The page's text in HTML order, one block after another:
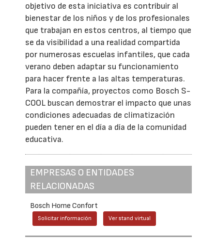
objetivo de esta iniciativa es contribuir al
bienestar de los niños y de los profesionales
que trabajan en estos centros, al tiempo que
se da visibilidad a una realidad compartida
por numerosas escuelas infantiles, que cada
verano deben adaptar su funcionamiento
para hacer frente a las altas temperaturas.
Para la compañía, proyectos como Bosch S-
COOL buscan demostrar el impacto que unas
condiciones adecuadas de climatización
pueden tener en el día a día de la comunidad
educativa.
EMPRESAS O ENTIDADES
RELACIONADAS
Bosch Home Confort
Solicitar información Ver stand virtual